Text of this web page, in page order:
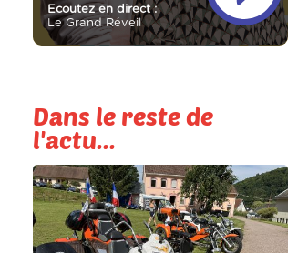
Ecoutez en direct :
Le Grand Réveil
Dans le reste de
l'actu...